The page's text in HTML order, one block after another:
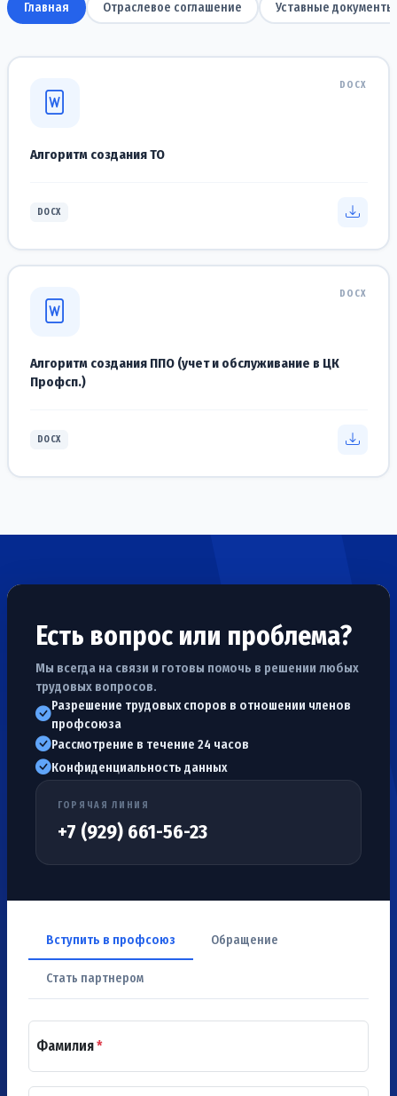
Главная Отраслевое соглашение Уставные документы
DOCX
Алгоритм создания ТО
DOCX
DOCX
Алгоритм создания ППО (учет и обслуживание в ЦК
Профсп.)
DOCX
Есть вопрос или проблема?
Мы всегда на связи и готовы помочь в решении любых
трудовых вопросов.
Разрешение трудовых споров в отношении членов
профсоюза
Рассмотрение в течение 24 часов
Конфиденциальность данных
ГОРЯЧАЯ ЛИНИЯ
+7 (929) 661-56-23
Вступить в профсоюз Обращение
Стать партнером
Фамилия*